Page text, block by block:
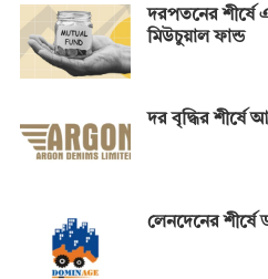
দরপতনের শীর্ষে
মিউচুয়াল ফান্ড
দর বৃদ্ধির শীর্ষে
লেনদেনের শীর্ষে